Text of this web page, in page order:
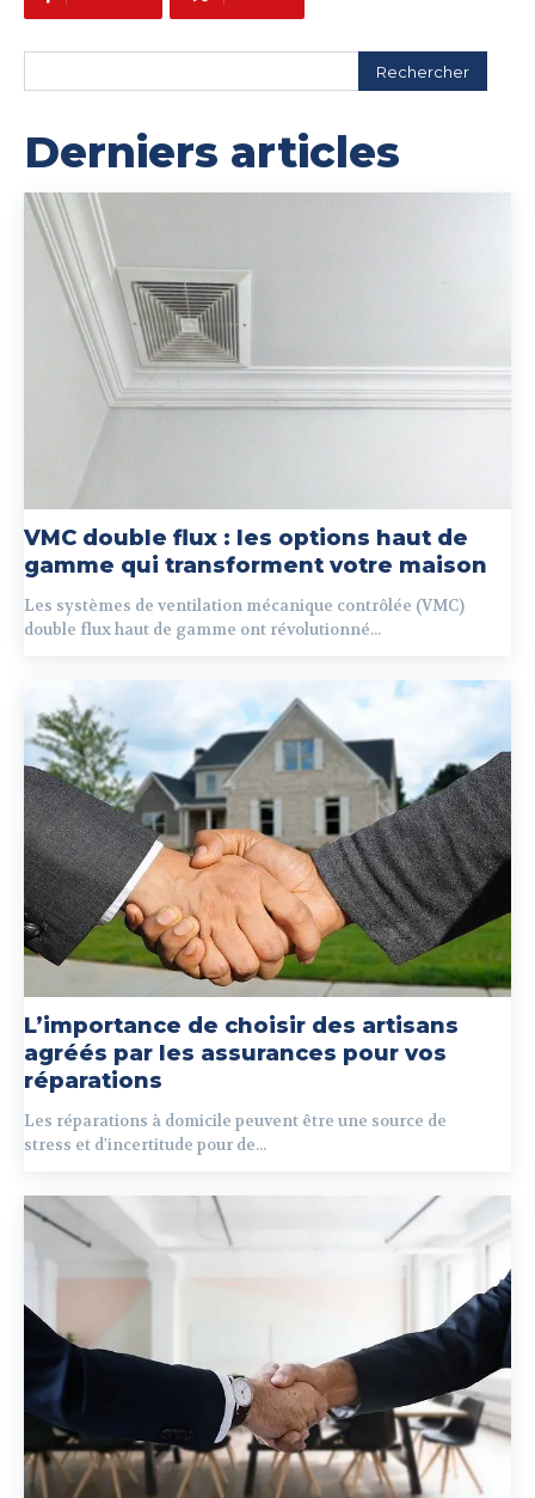
Rechercher
Derniers articles
VMC double flux : les options haut de
gamme qui transforment votre maison
Les systèmes de ventilation mécanique contrôlée (VMC)
double flux haut de gamme ont révolutionné...
L’importance de choisir des artisans
agréés par les assurances pour vos
réparations
Les réparations à domicile peuvent être une source de
stress et d'incertitude pour de...